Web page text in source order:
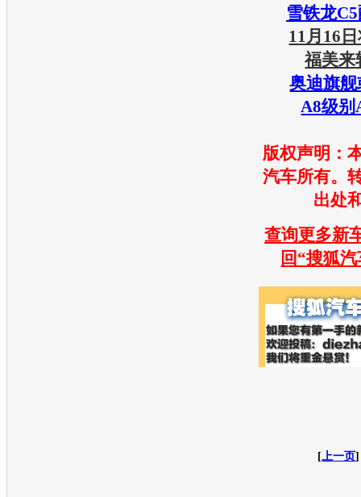
雪铁龙
11月16
福美来
奥迪旗
A8级别
版权声明：
汽车所有。
出处
查询更多新
回“搜狐
[ 上一页